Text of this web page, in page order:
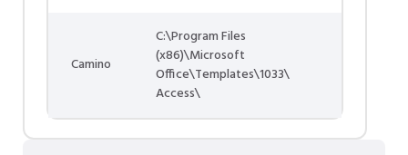
Camino
C:\Program Files
(x86)\Microsoft
Office\Templates\1033\
Access\